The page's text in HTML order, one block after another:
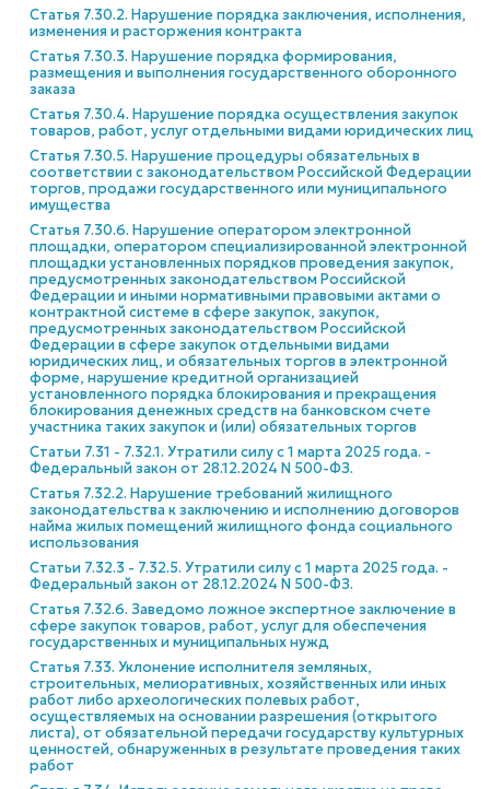
Статья 7.30.2. Нарушение порядка заключения, исполнения,
изменения и расторжения контракта
Статья 7.30.3. Нарушение порядка формирования,
размещения и выполнения государственного оборонного
заказа
Статья 7.30.4. Нарушение порядка осуществления закупок
товаров, работ, услуг отдельными видами юридических лиц
Статья 7.30.5. Нарушение процедуры обязательных в
соответствии с законодательством Российской Федерации
торгов, продажи государственного или муниципального
имущества
Статья 7.30.6. Нарушение оператором электронной
площадки, оператором специализированной электронной
площадки установленных порядков проведения закупок,
предусмотренных законодательством Российской
Федерации и иными нормативными правовыми актами о
контрактной системе в сфере закупок, закупок,
предусмотренных законодательством Российской
Федерации в сфере закупок отдельными видами
юридических лиц, и обязательных торгов в электронной
форме, нарушение кредитной организацией
установленного порядка блокирования и прекращения
блокирования денежных средств на банковском счете
участника таких закупок и (или) обязательных торгов
Статьи 7.31 - 7.32.1. Утратили силу с 1 марта 2025 года. -
Федеральный закон от 28.12.2024 N 500-ФЗ.
Статья 7.32.2. Нарушение требований жилищного
законодательства к заключению и исполнению договоров
найма жилых помещений жилищного фонда социального
использования
Статьи 7.32.3 - 7.32.5. Утратили силу с 1 марта 2025 года. -
Федеральный закон от 28.12.2024 N 500-ФЗ.
Статья 7.32.6. Заведомо ложное экспертное заключение в
сфере закупок товаров, работ, услуг для обеспечения
государственных и муниципальных нужд
Статья 7.33. Уклонение исполнителя земляных,
строительных, мелиоративных, хозяйственных или иных
работ либо археологических полевых работ,
осуществляемых на основании разрешения (открытого
листа), от обязательной передачи государству культурных
ценностей, обнаруженных в результате проведения таких
работ